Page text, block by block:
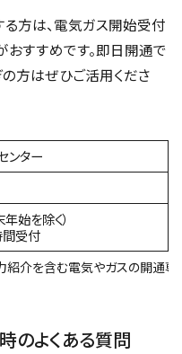
方は、電気ガス開始受付
おすすめです。即日開通で
方はぜひご活用くださ
ンター
始を除く）
受付
介を含む電気やガスの開通専
のよくある質問